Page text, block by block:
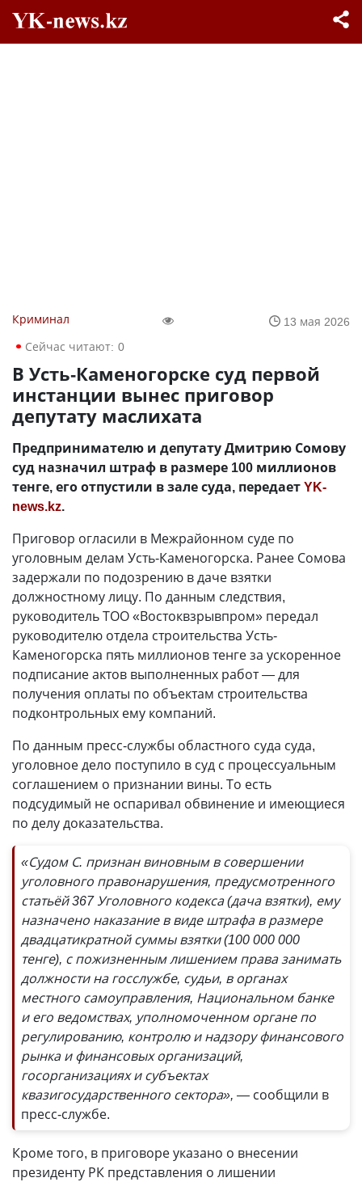
Криминал
13 мая 2026
Сейчас читают: 0
В Усть-Каменогорске суд первой
инстанции вынес приговор
депутату маслихата
Предпринимателю и депутату Дмитрию Сомову
суд назначил штраф в размере 100 миллионов
тенге, его отпустили в зале суда, передаетYK-
news.kz.
Приговор огласили в Межрайонном суде по
уголовным делам Усть-Каменогорска. Ранее Сомова
задержали по подозрению в даче взятки
должностному лицу. По данным следствия,
руководитель ТОО «Востоквзрывпром» передал
руководителю отдела строительства Усть-
Каменогорска пять миллионов тенге за ускоренное
подписание актов выполненных работ — для
получения оплаты по объектам строительства
подконтрольных ему компаний.
По данным пресс-службы областного суда суда,
уголовное дело поступило в суд с процессуальным
соглашением о признании вины. То есть
подсудимый не оспаривал обвинение и имеющиеся
по делу доказательства.
«Судом С. признан виновным в совершении
уголовного правонарушения, предусмотренного
статьёй 367 Уголовного кодекса (дача взятки), ему
назначено наказание в виде штрафа в размере
двадцатикратной суммы взятки (100 000 000
тенге), с пожизненным лишением права занимать
должности на госслужбе, судьи, в органах
местного самоуправления, Национальном банке
и его ведомствах, уполномоченном органе по
регулированию, контролю и надзору финансового
рынка и финансовых организаций,
госорганизациях и субъектах
квазигосударственного сектора», — сообщили в
пресс-службе.
Кроме того, в приговоре указано о внесении
президенту РК представления о лишении